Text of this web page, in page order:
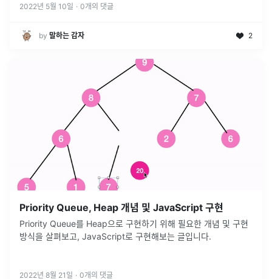
2022년 5월 10일 · 0개의 댓글
by 말하는 감자 2
Priority Queue, Heap 개념 및 JavaScript 구현
Priority Queue를 Heap으로 구현하기 위해 필요한 개념 및 구현
방식을 살펴보고, JavaScript로 구현해보는 글입니다.
2022년 8월 21일 · 0개의 댓글